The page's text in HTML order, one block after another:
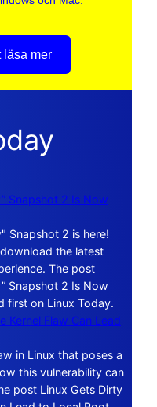
läsa mer
Snapshot 2 Is Now
Snapshot 2 is here!
the latest
The post
Snapshot 2 Is Now
first on Linux Today.
Kernel Flaw Can Lead
in Linux that poses a
this vulnerability can
post Linux Gets Dirty